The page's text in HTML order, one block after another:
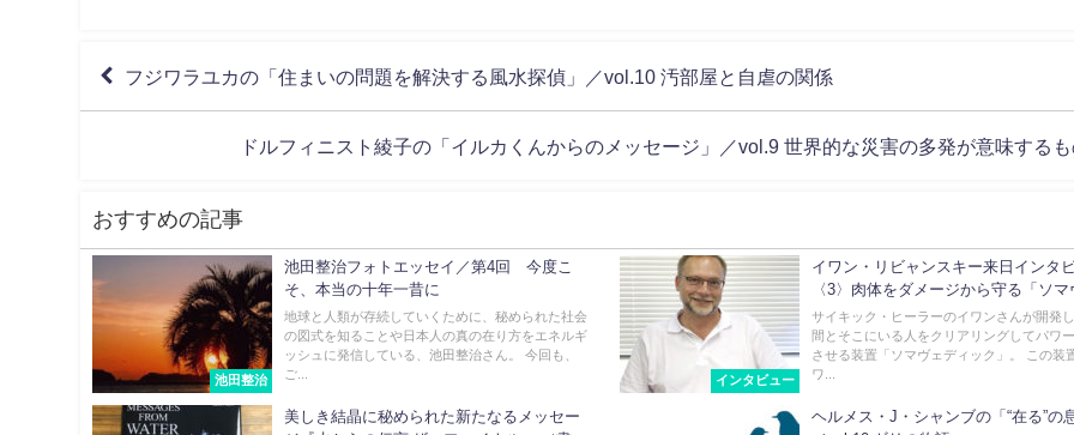
フジワラユカの「住まいの問題を解決する風水探偵」／vol.10 汚部屋と自虐の関係
ドルフィニスト綾子の「イルカくんからのメッセージ」／vol.9 世界的な災害の多発が意味する
おすすめの記事
池田整治
池田整治フォトエッセイ／第4回 今度こ
そ、本当の十年一昔に
地球と人類が存続していくために、秘められた社会
の図式を知ることや日本人の真の在り方をエネルギ
ッシュに発信している、池田整治さん。 今回も、
ご...
インタビュー
イワン・リビャンスキー来日インタ
〈3〉肉体をダメージから守る「ソマ
ィック・コロイダルエッセンス」
サイキック・ヒーラーのイワンさんが開発
間とそこにいる人をクリアリングしてパワ
させる装置「ソマヴェディック」。 この装
ワ...
美しき結晶に秘められた新たなるメッセー
ヘルメス・J・シャンブの「“在る”の